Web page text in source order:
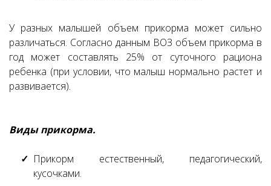
У разных малышей объем прикорма может сильно
различаться. Согласно данным ВОЗ объем прикорма в
год может составлять 25% от суточного рациона
ребенка (при условии, что малыш нормально растет и
развивается).
Виды прикорма.
Прикорм естественный, педагогический,
кусочками.